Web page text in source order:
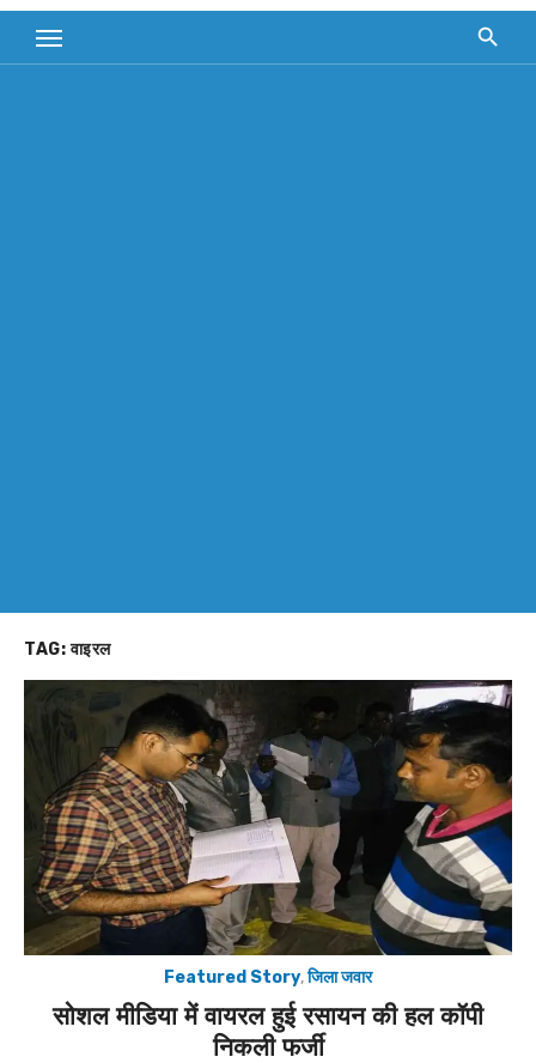
TAG:वाइरल
Featured Story,जिला जवार
सोशल मीडिया में वायरल हुई रसायन की हल कॉपी
निकली फर्जी